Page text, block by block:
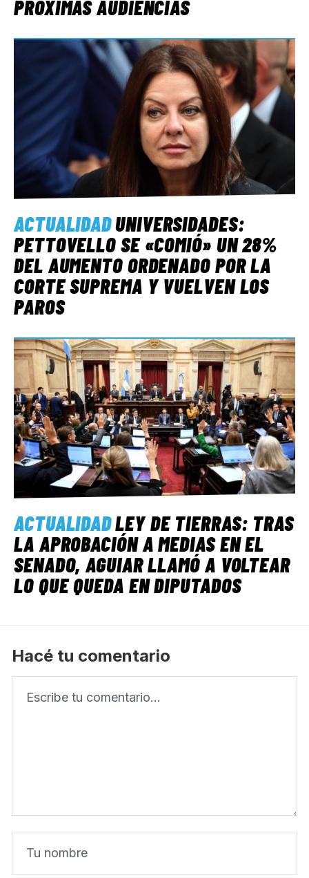
PRÓXIMAS AUDIENCIAS
ACTUALIDADUNIVERSIDADES:
PETTOVELLO SE «COMIÓ» UN 28%
DEL AUMENTO ORDENADO POR LA
CORTE SUPREMA Y VUELVEN LOS
PAROS
ACTUALIDADLEY DE TIERRAS: TRAS
LA APROBACIÓN A MEDIAS EN EL
SENADO, AGUIAR LLAMÓ A VOLTEAR
LO QUE QUEDA EN DIPUTADOS
Hacé tu comentario